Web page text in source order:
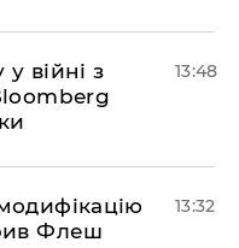
війні з
13:48
Флеш
13:32